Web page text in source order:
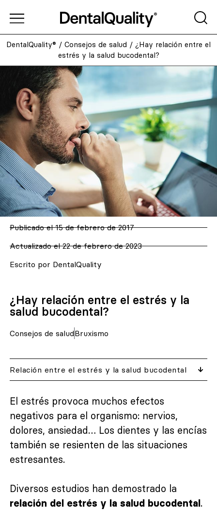
DentalQuality® / Consejos de salud / ¿Hay relación entre el
estrés y la salud bucodental?
Publicado el 15 de febrero de 2017
Actualizado el 22 de febrero de 2023
Escrito por DentalQuality
¿Hay relación entre el estrés y la
salud bucodental?
Consejos de saludBruxismo
Relación entre el estrés y la salud bucodental
El estrés provoca muchos efectos
negativos para el organismo: nervios,
dolores, ansiedad… Los dientes y las encías
también se resienten de las situaciones
estresantes.
Diversos estudios han demostrado la
relación del estrés y la salud bucodental.